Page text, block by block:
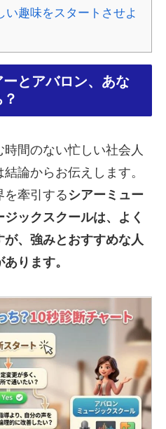
い趣味をスタートさせよ
とアバロン、あな
間のない忙しい社会人
論からお伝えします。
を牽引する シアーミュー
ックスクールは、よく
が、強みとおすすめな人
ります。